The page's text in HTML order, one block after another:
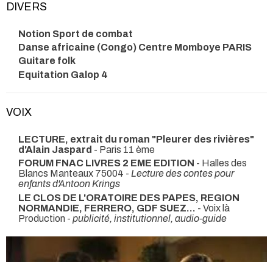
DIVERS
Notion Sport de combat
Danse africaine (Congo) Centre Momboye PARIS
Guitare folk
Equitation Galop 4
VOIX
LECTURE, extrait du roman "Pleurer des rivières"
d'Alain Jaspard - Paris 11 ème
FORUM FNAC LIVRES 2 EME EDITION - Halles des
Blancs Manteaux 75004 - Lecture des contes pour
enfants d'Antoon Krings
LE CLOS DE L'ORATOIRE DES PAPES, REGION
NORMANDIE, FERRERO, GDF SUEZ... - Voix là
Production - publicité, institutionnel, audio-guide